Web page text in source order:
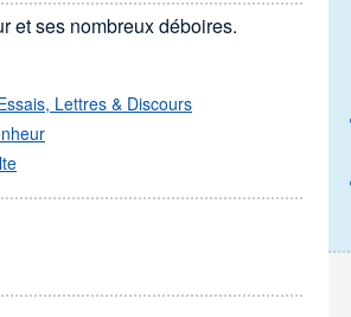
et ses nombreux déboires.
Lettres & Discours